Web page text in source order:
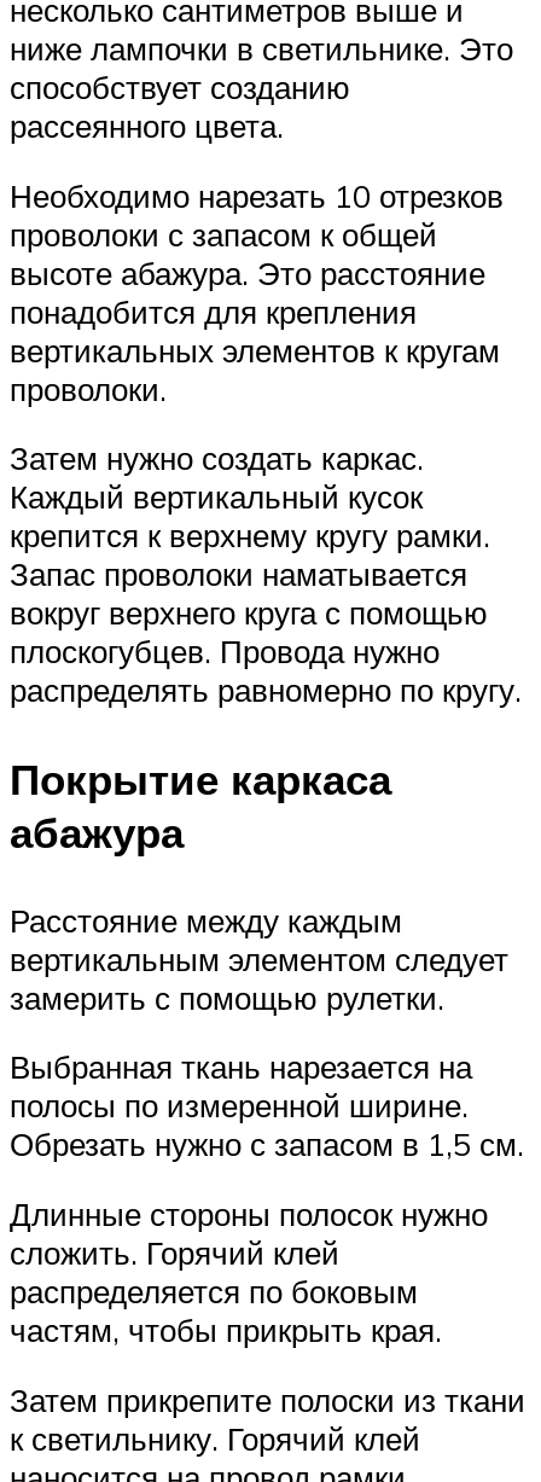
несколько сантиметров выше и
ниже лампочки в светильнике. Это
способствует созданию
рассеянного цвета.
Необходимо нарезать 10 отрезков
проволоки с запасом к общей
высоте абажура. Это расстояние
понадобится для крепления
вертикальных элементов к кругам
проволоки.
Затем нужно создать каркас.
Каждый вертикальный кусок
крепится к верхнему кругу рамки.
Запас проволоки наматывается
вокруг верхнего круга с помощью
плоскогубцев. Провода нужно
распределять равномерно по кругу.
Покрытие каркаса
абажура
Расстояние между каждым
вертикальным элементом следует
замерить с помощью рулетки.
Выбранная ткань нарезается на
полосы по измеренной ширине.
Обрезать нужно с запасом в 1,5 см.
Длинные стороны полосок нужно
сложить. Горячий клей
распределяется по боковым
частям, чтобы прикрыть края.
Затем прикрепите полоски из ткани
к светильнику. Горячий клей